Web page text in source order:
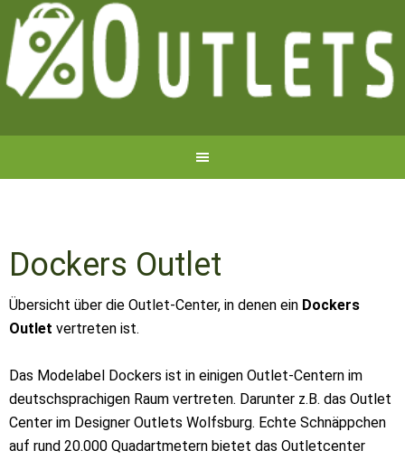
Dockers Outlet
Übersicht über die Outlet-Center, in denen ein Dockers
Outlet vertreten ist.
Das Modelabel Dockers ist in einigen Outlet-Centern im
deutschsprachigen Raum vertreten. Darunter z.B. das Outlet
Center im Designer Outlets Wolfsburg. Echte Schnäppchen
auf rund 20.000 Quadartmetern bietet das Outletcenter